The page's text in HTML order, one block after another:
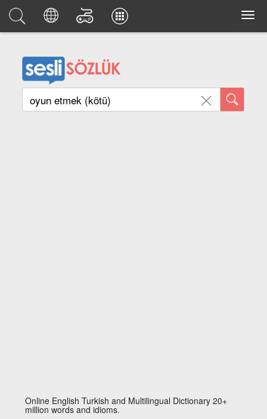
Online English Turkish and Multilingual Dictionary 20+
million words and idioms.